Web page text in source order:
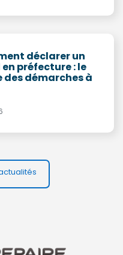
déclarer un
préfecture : le
des démarches à